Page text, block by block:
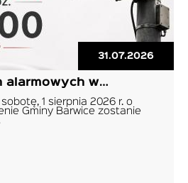
31.07.2026
alarmowych w…
1 sierpnia 2026 r. o
Gminy Barwice zostanie